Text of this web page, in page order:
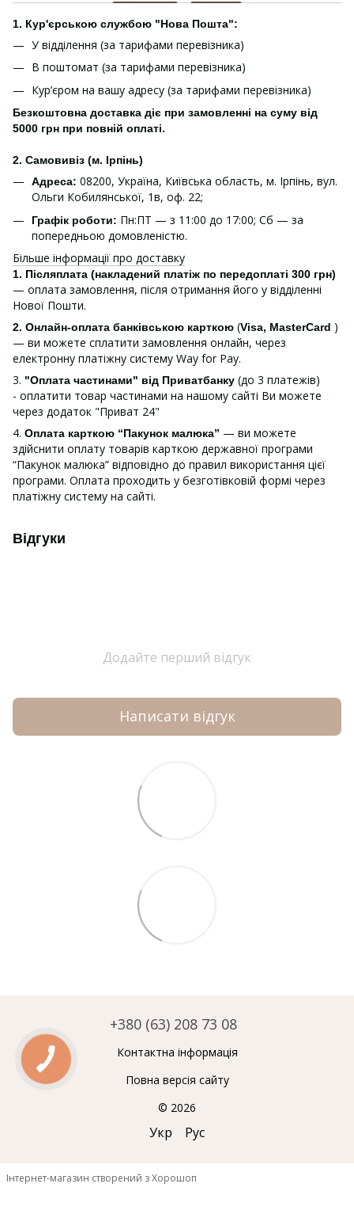
1. Кур'єрською службою "Нова Пошта":
У відділення (за тарифами перевізника)
В поштомат (за тарифами перевізника)
Кур’єром на вашу адресу (за тарифами перевізника)
Безкоштовна доставка діє при замовленні на суму від
5000 грн при повній оплаті.
2. Самовивіз (м. Ірпінь)
Адреса: 08200, Україна, Київська область, м. Ірпінь, вул.
Ольги Кобилянської, 1в, оф. 22;
Графік роботи: Пн:ПТ — з 11:00 до 17:00; Сб — за
попередньою домовленістю.
Більше інформації про доставку
1. Післяплата (накладений платіж по передоплаті 300 грн)
— оплата замовлення, після отримання його у відділенні
Нової Пошти.
2. Онлайн-оплата банківською карткою (Visa, MasterCard )
— ви можете сплатити замовлення онлайн, через
електронну платіжну систему Way for Pay.
3. "Оплата частинами" від Приватбанку (до 3 платежів)
- оплатити товар частинами на нашому сайті Ви можете
через додаток "Приват 24"
4. Оплата карткою “Пакунок малюка” — ви можете
здійснити оплату товарів карткою державної програми
“Пакунок малюка” відповідно до правил використання цієї
програми. Оплата проходить у безготівковій формі через
платіжну систему на сайті.
Відгуки
Додайте перший відгук
Написати відгук
+380 (63) 208 73 08
Контактна інформація
Повна версія сайту
© 2026
Укр Рус
Інтернет-магазин створений з Хорошоп